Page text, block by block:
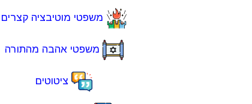
משפטי מוטיבציה קצרים
משפטי אהבה מהתורה
ציטוטים